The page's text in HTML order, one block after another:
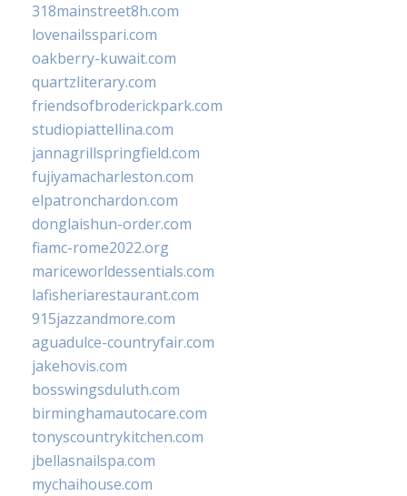
318mainstreet8h.com
lovenailsspari.com
oakberry-kuwait.com
quartzliterary.com
friendsofbroderickpark.com
studiopiattellina.com
jannagrillspringfield.com
fujiyamacharleston.com
elpatronchardon.com
donglaishun-order.com
fiamc-rome2022.org
mariceworldessentials.com
lafisheriarestaurant.com
915jazzandmore.com
aguadulce-countryfair.com
jakehovis.com
bosswingsduluth.com
birminghamautocare.com
tonyscountrykitchen.com
jbellasnailspa.com
mychaihouse.com